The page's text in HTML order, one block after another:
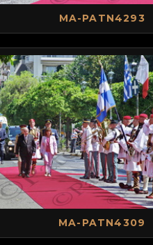
MA-PATN4293
MA-PATN4309